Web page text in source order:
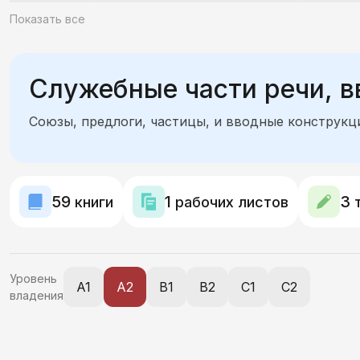
Глаголы
Показать все
Служебные части речи,
Союзы, предлоги, частицы, и вводные
59 книги 1 рабочих листов 3
Уровень
владения
A1 A2 B1 B2 C1 C2